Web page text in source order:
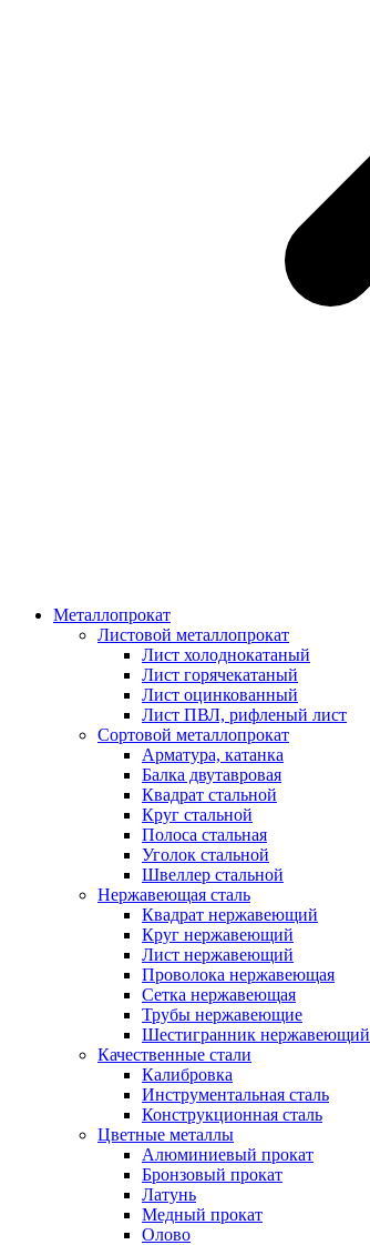
Металлопрокат
Листовой металлопрокат
Лист холоднокатаный
Лист горячекатаный
Лист оцинкованный
Лист ПВЛ, рифленый лист
Сортовой металлопрокат
Арматура, катанка
Балка двутавровая
Квадрат стальной
Круг стальной
Полоса стальная
Уголок стальной
Швеллер стальной
Нержавеющая сталь
Квадрат нержавеющий
Круг нержавеющий
Лист нержавеющий
Проволока нержавеющая
Сетка нержавеющая
Трубы нержавеющие
Шестигранник нержавеющий
Качественные стали
Калибровка
Инструментальная сталь
Конструкционная сталь
Цветные металлы
Алюминиевый прокат
Бронзовый прокат
Латунь
Медный прокат
Олово